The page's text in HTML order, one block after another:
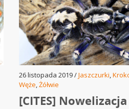
26 listopada 2019 /Jaszczurki,
Węże,Żółwie
[CITES] Nowelizacja